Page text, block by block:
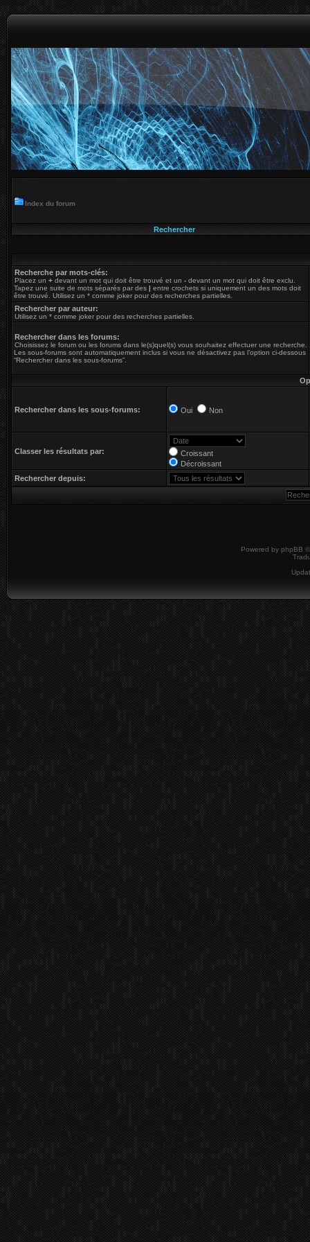
Index du forum
Rechercher
Recherche par mots-clés:
Placez un + devant un mot qui doit être trouvé et un - devant un mot qui doit être exclu.
Tapez une suite de mots séparés par des | entre crochets si uniquement un des mots doit
être trouvé. Utilisez un * comme joker pour des recherches partielles.
Rechercher par auteur:
Utilisez un * comme joker pour des recherches partielles.
Rechercher dans les forums:
Choisissez le forum ou les forums dans le(s)quel(s) vous souhaitez effectuer une recherche.
Les sous-forums sont automatiquement inclus si vous ne désactivez pas l’option ci-dessous
“Rechercher dans les sous-forums”.
Rechercher dans les sous-forums: Oui Non
Classer les résultats par:
Croissant
Décroissant
Rechercher depuis:
Powered by phpBB